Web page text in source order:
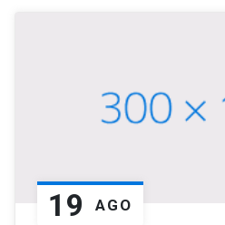
19 AGO